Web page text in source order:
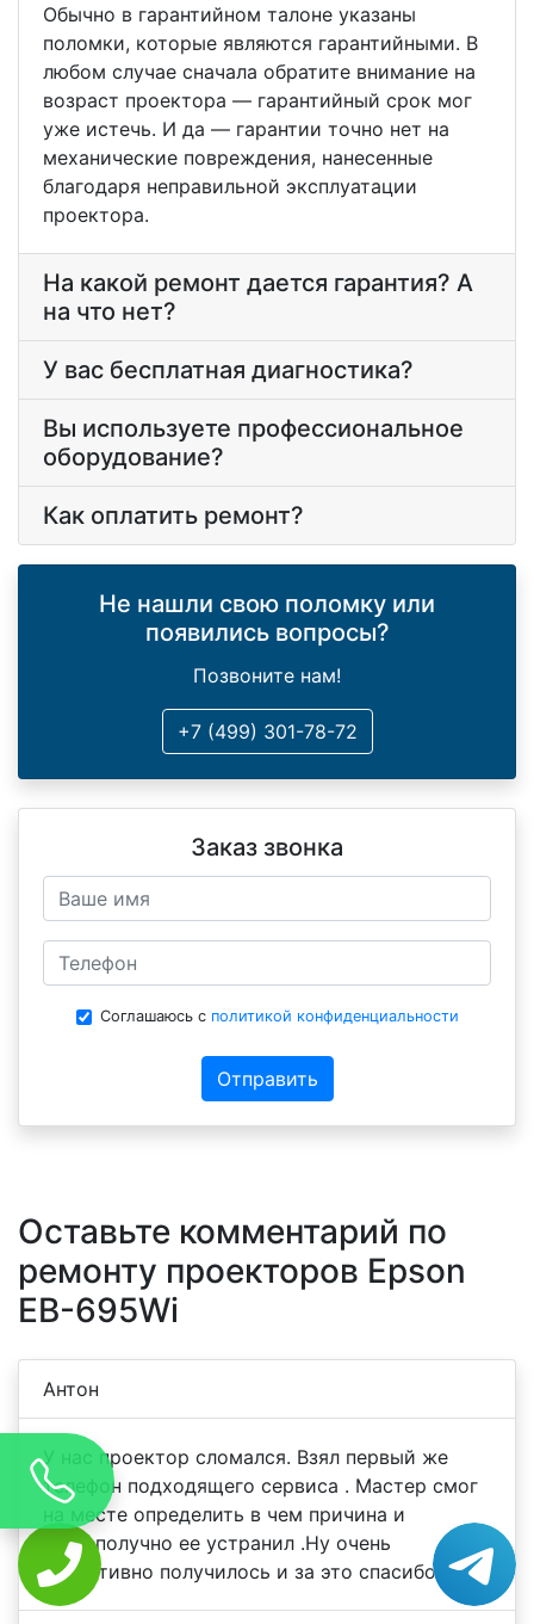
Обычно в гарантийном талоне указаны
поломки, которые являются гарантийными. В
любом случае сначала обратите внимание на
возраст проектора — гарантийный срок мог
уже истечь. И да — гарантии точно нет на
механические повреждения, нанесенные
благодаря неправильной эксплуатации
проектора.
На какой ремонт дается гарантия? А
на что нет?
У вас бесплатная диагностика?
Вы используете профессиональное
оборудование?
Как оплатить ремонт?
Не нашли свою поломку или
появились вопросы?
Позвоните нам!
+7 (499) 301-78-72
Заказ звонка
Соглашаюсь с политикой конфиденциальности
Отправить
Оставьте комментарий по
ремонту проекторов Epson
EB-695Wi
Антон
У нас проектор сломался. Взял первый же
телефон подходящего сервиса . Мастер смог
на месте определить в чем причина и
благополучно ее устранил .Ну очень
оперативно получилось и за это спасибо.